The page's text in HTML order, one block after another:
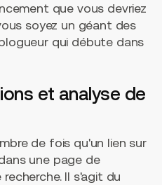
que vous devriez
soyez un géant des
qui débute dans
et analyse de
de fois qu'un lien sur
une page de
Il s'agit du